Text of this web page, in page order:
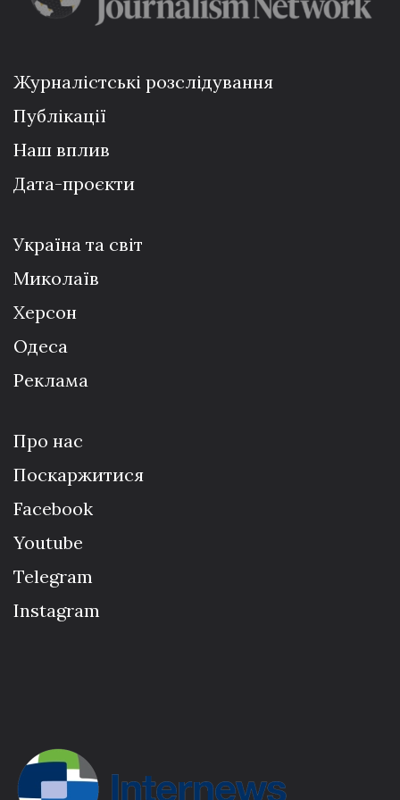
Журналістські розслідування
Публікації
Наш вплив
Дата-проєкти
Україна та світ
Миколаїв
Херсон
Одеса
Реклама
Про нас
Поскаржитися
Facebook
Youtube
Telegram
Instagram